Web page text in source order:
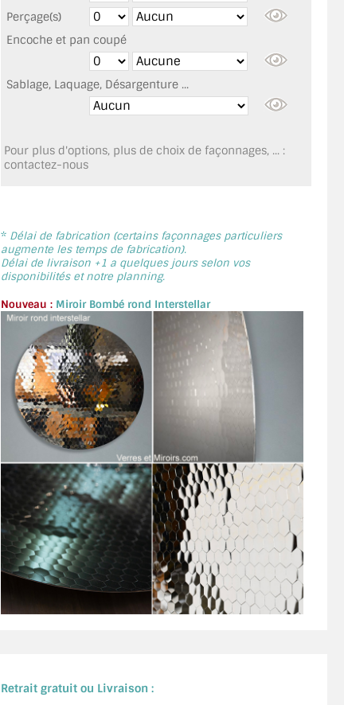
Perçage(s)
Encoche et pan coupé
Sablage, Laquage, Désargenture ...
Pour plus d'options, plus de choix de façonnages, ... :
contactez-nous
* Délai de fabrication (certains façonnages particuliers
augmente les temps de fabrication).
Délai de livraison +1 a quelques jours selon vos
disponibilités et notre planning.
Nouveau : Miroir Bombé rond Interstellar
Retrait gratuit ou Livraison :